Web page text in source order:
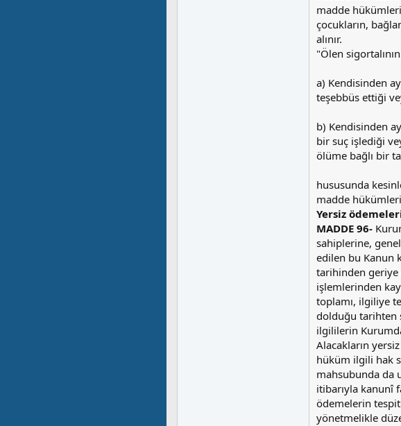
madde
çocukların,
alınır.
"Ölen
a) Kendisinden
teşebbüs ettiği
b) Kendisinden
bir suç işlediği
ölüme bağlı bir
hususunda
madde
Yersiz
MADDE 96-
sahiplerine,
edilen bu Kanun
tarihinden geriye
işlemlerinden
toplamı, ilgiliye
dolduğu tarihten
ilgililerin
Alacakların
hüküm ilgili hak
mahsubunda da
itibarıyla kanunî
ödemelerin
yönetmelikle